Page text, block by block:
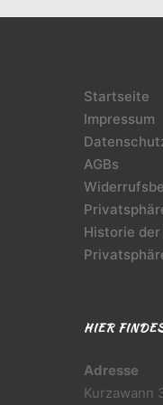
Startseite
Impressum
AGBs
Historie
HIER
Adresse
Kurzawann